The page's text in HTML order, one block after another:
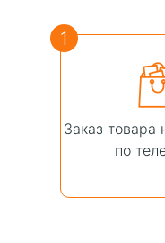
1
Заказ товара
по